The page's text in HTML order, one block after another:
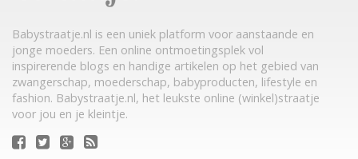
Babystraatje.nl is een uniek platform voor aanstaande en
jonge moeders. Een online ontmoetingsplek vol
inspirerende blogs en handige artikelen op het gebied van
zwangerschap, moederschap, babyproducten, lifestyle en
fashion. Babystraatje.nl, het leukste online (winkel)straatje
voor jou en je kleintje.